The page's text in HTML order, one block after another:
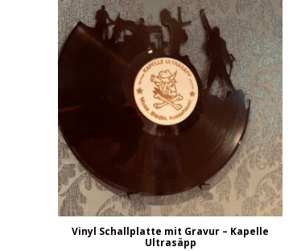
Vinyl Schallplatte mit Gravur – Kapelle
Ultrasäpp